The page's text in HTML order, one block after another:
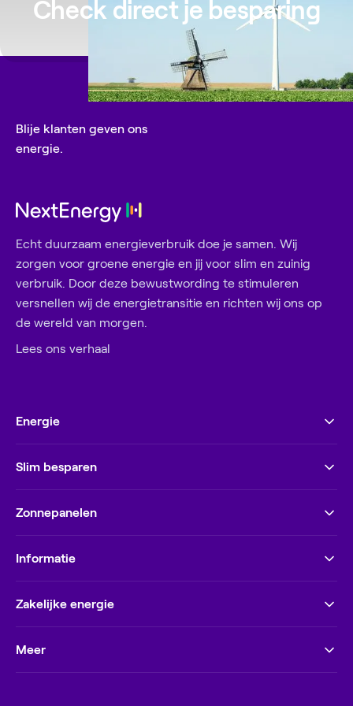
jaar CO2-neutraal.
Tot slot bevat de batterij geen conflict
grondstoffen zoals kobalt en mangaan, en zijn de
LFP-batterijcellen grotendeels recyclebaar.
Check direct je besparing
Blije klanten geven ons
energie.
Echt duurzaam energieverbruik doe je samen. Wij
zorgen voor groene energie en jij voor slim en zuinig
verbruik. Door deze bewustwording te stimuleren
versnellen wij de energietransitie en richten wij ons op
de wereld van morgen.
Lees ons verhaal
Energie
Slim besparen
Zonnepanelen
Informatie
Zakelijke energie
Meer